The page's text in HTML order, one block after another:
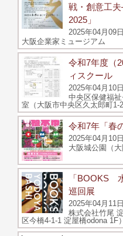
戦・創意工
2025」
2025年04月09
大阪企業家ミュージアム
令和7年度（
ィスクール
2025年04月10
中央区保健福
室（大阪市中央区久太郎町1-
令和7年「春
2025年04月10
大阪城公園（大
「BOOKS
巡回展
2025年04月11
株式会社竹尾
区今橋4-1-1 淀屋橋odona 1F）